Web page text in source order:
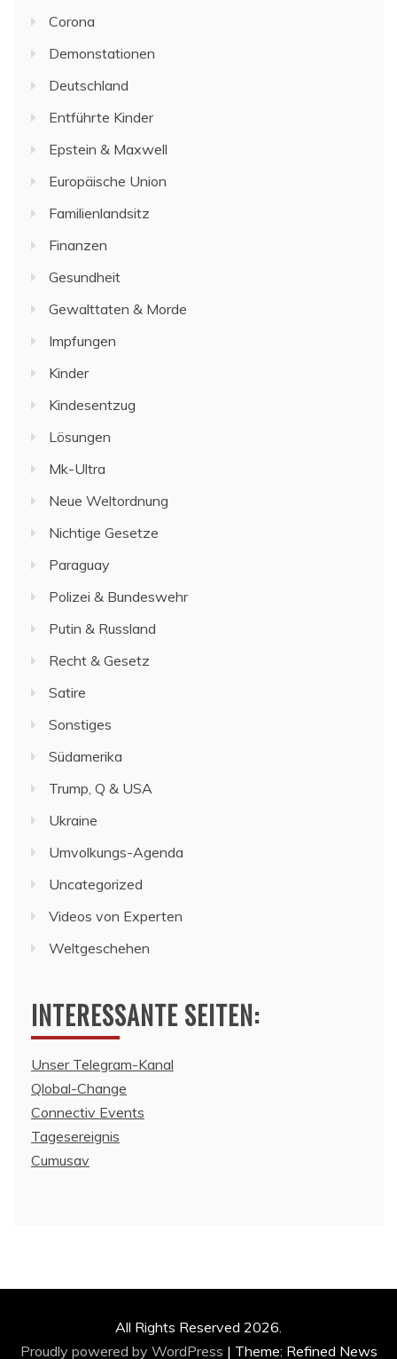
Corona
Demonstationen
Deutschland
Entführte Kinder
Epstein & Maxwell
Europäische Union
Familienlandsitz
Finanzen
Gesundheit
Gewalttaten & Morde
Impfungen
Kinder
Kindesentzug
Lösungen
Mk-Ultra
Neue Weltordnung
Nichtige Gesetze
Paraguay
Polizei & Bundeswehr
Putin & Russland
Recht & Gesetz
Satire
Sonstiges
Südamerika
Trump, Q & USA
Ukraine
Umvolkungs-Agenda
Uncategorized
Videos von Experten
Weltgeschehen
INTERESSANTE SEITEN:
Unser Telegram-Kanal
Qlobal-Change
Connectiv Events
Tagesereignis
Cumusav
All Rights Reserved 2026.
Proudly powered by WordPress | Theme: Refined News